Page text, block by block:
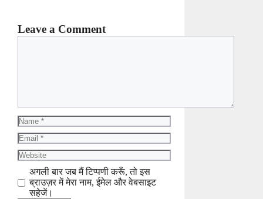
Leave a Comment
Name
Email
Website
अगली बार जब मैं टिप्पणी करूँ, तो इस
ब्राउज़र में मेरा नाम, ईमेल और वेबसाइट
सहेजें।